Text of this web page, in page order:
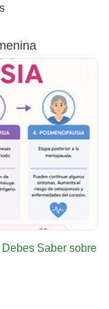
Saber sobre